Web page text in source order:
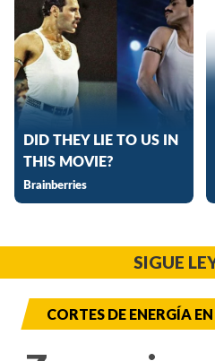
SIGUE
CORTES DE ENERGÍA